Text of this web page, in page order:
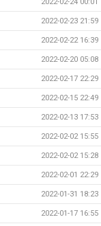
2022-02-23 21:59
2022-02-22 16:39
2022-02-20 05:08
2022-02-17 22:29
2022-02-15 22:49
2022-02-13 17:53
2022-02-02 15:55
2022-02-02 15:28
2022-02-01 22:29
2022-01-31 18:23
2022-01-17 16:55